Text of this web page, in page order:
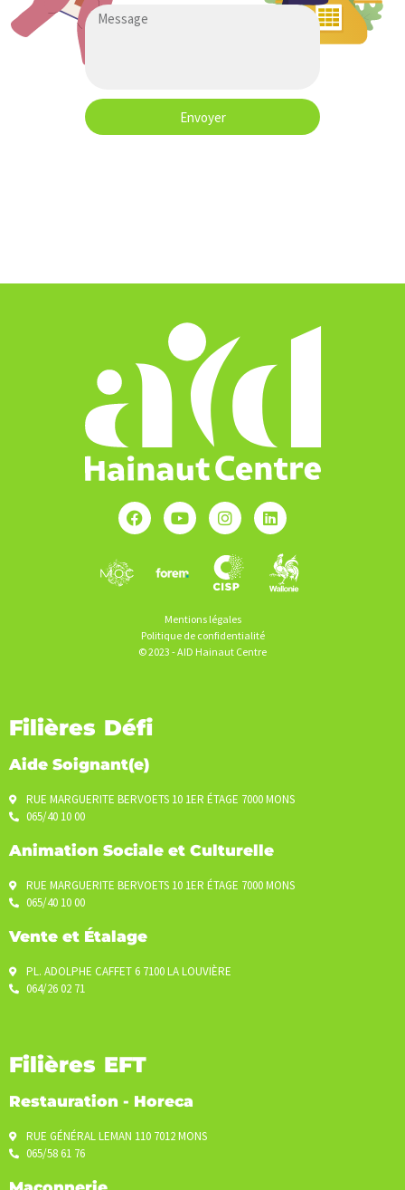
Envoyer
Mentions légales
Politique de confidentialité
© 2023 - AID Hainaut Centre
Filières Défi
Aide Soignant(e)
RUE MARGUERITE BERVOETS 10 1ER ÉTAGE 7000 MONS
065/40 10 00
Animation Sociale et Culturelle
RUE MARGUERITE BERVOETS 10 1ER ÉTAGE 7000 MONS
065/40 10 00
Vente et Étalage
PL. ADOLPHE CAFFET 6 7100 LA LOUVIÈRE
064/26 02 71
Filières EFT
Restauration - Horeca
RUE GÉNÉRAL LEMAN 110 7012 MONS
065/58 61 76